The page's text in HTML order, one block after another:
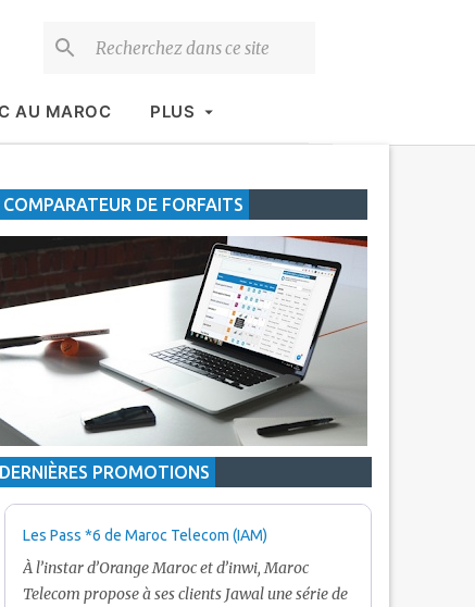
AU MAROC PLUS
COMPARATEUR DE FORFAITS
DERNIÈRES PROMOTIONS
Les Pass *6 de Maroc Telecom (IAM)
À l’instar d’Orange Maroc et d’inwi, Maroc
Telecom propose à ses clients Jawal une série de